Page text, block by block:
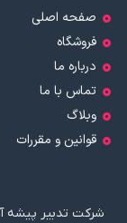
صفحه اصلی
فروشگاه
درباره ما
تماس با ما
وبلاگ
قوانین و مقررات
شرکت تدبیر پیشه